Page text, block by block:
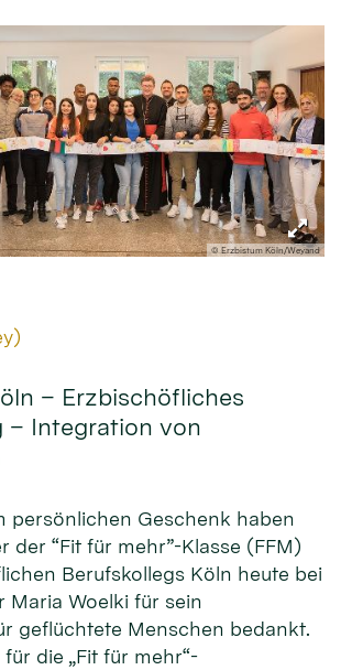
© Erzbistum Köln/Weyand
– Erzbischöfliches
– Integration von
persönlichen Geschenk haben
der “Fit für mehr”-Klasse (FFM)
Berufskollegs Köln heute bei
Maria Woelki für sein
geflüchtete Menschen bedankt.
die „Fit für mehr“-